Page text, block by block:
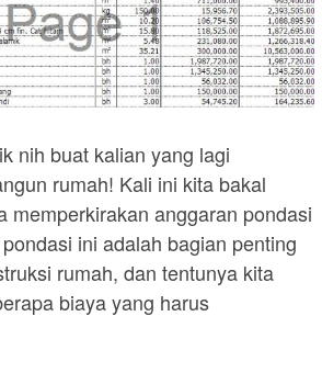
nih buat kalian yang lagi
rumah! Kali ini kita bakal
memperkirakan anggaran pondasi
ini adalah bagian penting
rumah, dan tentunya kita
biaya yang harus